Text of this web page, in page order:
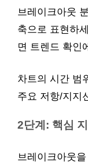
브레이크아웃
축으로 표현하
면 트렌드 확인
차트의 시간 범
주요 저항/지지
2단계: 핵심
브레이크아웃